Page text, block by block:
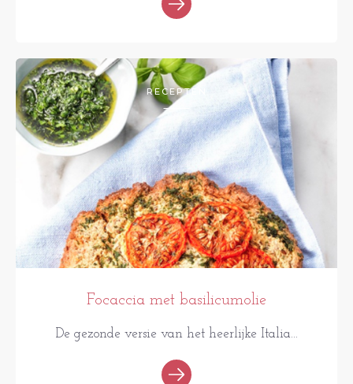
RECEPTEN
Focaccia met basilicumolie
De gezonde versie van het heerlijke Italia...